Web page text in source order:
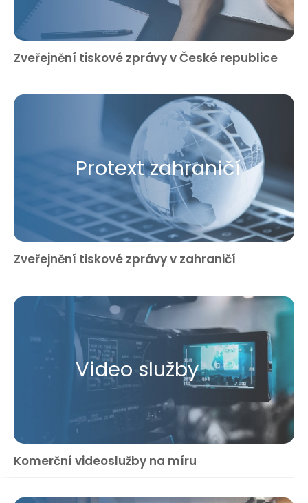
Zveřejnění tiskové zprávy v České republice
Protext zahraničí
Zveřejnění tiskové zprávy v zahraničí
Video služby
Komerční videoslužby na míru